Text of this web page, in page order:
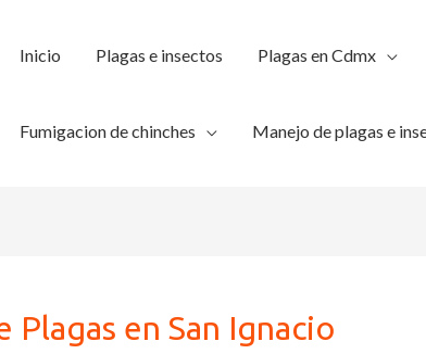
Inicio Plagas e insectos Plagas en Cdmx
Fumigacion de chinches Manejo de plagas e
Plagas en San Ignacio